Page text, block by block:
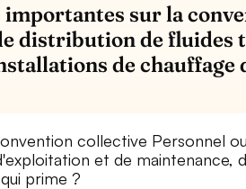
sur la
distribution de fluides
de
collective Personnel
et de maintenance,
prime ?